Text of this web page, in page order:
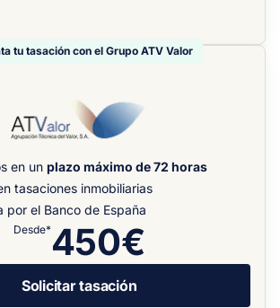
tu tasación con el Grupo ATV Valor
en un plazo máximo de 72 horas
tasaciones inmobiliarias
por el Banco de España
Desde*450€
Solicitar tasación